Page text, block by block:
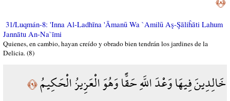
31/Luqmán-8: 'Inna Al-Ladhīna 'Āmanū Wa `Amilū Aş-Şāliĥāti Lahum
Jannātu An-Na`īmi
Quienes, en cambio, hayan creído y obrado bien tendrán los jardines de la
Delicia. (8)
خَالِدِينَ فِيهَا وَعْدَ اللَّهِ حَقًّا وَهُوَ الْعَزِيزُ الْحَكِيمُ﴿٩﴾